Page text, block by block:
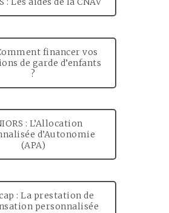
financer vos
de garde d’enfants
?
: L’Allocation
d’Autonomie
(APA)
: La prestation de
personnalisée